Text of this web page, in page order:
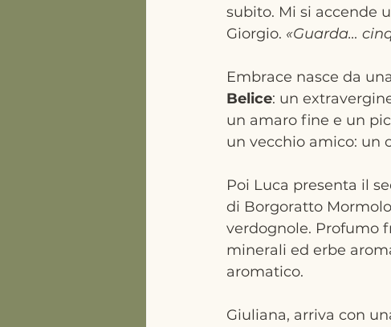
subito. Mi si accende
Giorgio. «Guarda…
Embrace nasce da
Belice: un
un amaro fine e un
un vecchio amico: un
Poi Luca presenta il
di Borgoratto
verdognole. Profumo
minerali ed erbe
aromatico.
Giuliana, arriva con